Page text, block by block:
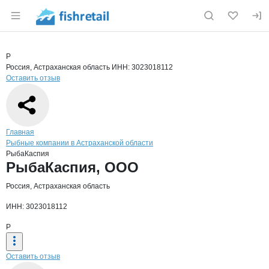
Раздел навигации по сайту fishretail.ru
Страница компании
Страница компании
Краткая информация о компании
Р
Россия, Астраханская область ИНН: 3023018112
Оставить отзыв
Навигация по сайту
Главная
Рыбные компании в Астраханской области
РыбаКаспия
Основная информация о компании
РыбаКаспия, ООО
Россия, Астраханская область
ИНН: 3023018112
Р
Оставить отзыв